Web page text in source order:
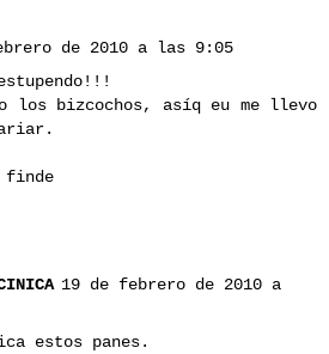
de 2010 a las 9:05
los bizcochos, asíq eu me llevo
finde
19 de febrero de 2010 a
estos panes.